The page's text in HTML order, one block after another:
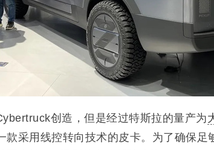
创造，但是经过特斯拉的量产为
款采用线控转向技术的皮卡。为了确保足